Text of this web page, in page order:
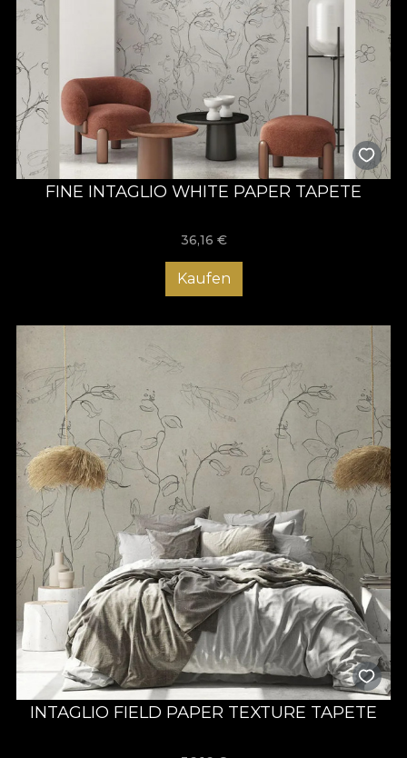
FINE INTAGLIO WHITE PAPER TAPETE
36,16 €
Kaufen
INTAGLIO FIELD PAPER TEXTURE TAPETE